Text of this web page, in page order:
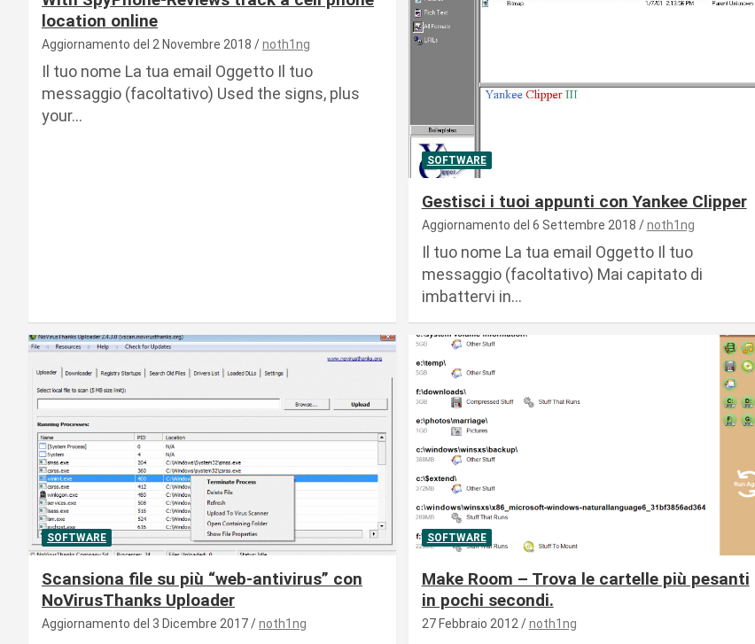
location online
Aggiornamento del 2 Novembre 2018 noth1ng
Il tuo nome La tua email Oggetto Il tuo
messaggio (facoltativo) Used the signs, plus
your…
SOFTWARE
Gestisci i tuoi appunti con Yankee Clipper
Aggiornamento del 6 Settembre 2018 noth1ng
Il tuo nome La tua email Oggetto Il tuo
messaggio (facoltativo) Mai capitato di
imbattervi in…
SOFTWARE
Scansiona file su più “web-antivirus” con
NoVirusThanks Uploader
Aggiornamento del 3 Dicembre 2017 noth1ng
SOFTWARE
Make Room – Trova le cartelle più pesanti
in pochi secondi.
27 Febbraio 2012 noth1ng